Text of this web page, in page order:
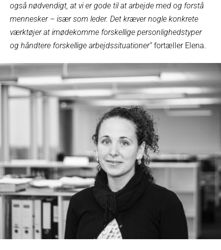
også nødvendigt, at vi er gode til at arbejde med og forstå
mennesker – især som leder. Det kræver nogle konkrete
værktøjer at imødekomme forskellige personlighedstyper
og håndtere forskellige arbejdssituationer”fortæller Elena.